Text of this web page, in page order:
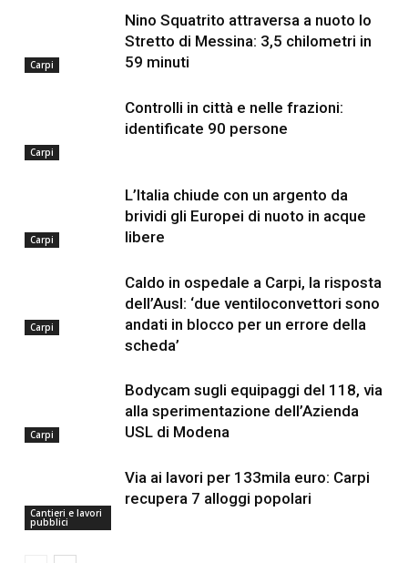
Carpi
Nino Squatrito attraversa a nuoto lo
Stretto di Messina: 3,5 chilometri in
59 minuti
Carpi
Controlli in città e nelle frazioni:
identificate 90 persone
Carpi
L’Italia chiude con un argento da
brividi gli Europei di nuoto in acque
libere
Carpi
Caldo in ospedale a Carpi, la risposta
dell’Ausl: ‘due ventiloconvettori sono
andati in blocco per un errore della
scheda’
Carpi
Bodycam sugli equipaggi del 118, via
alla sperimentazione dell’Azienda
USL di Modena
Cantieri e lavori
pubblici
Via ai lavori per 133mila euro: Carpi
recupera 7 alloggi popolari